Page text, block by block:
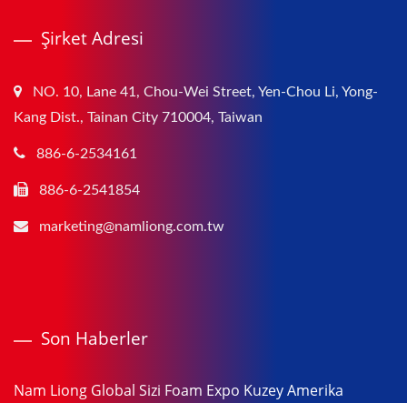
Şirket Adresi
NO. 10, Lane 41, Chou-Wei Street, Yen-Chou Li, Yong-
Kang Dist., Tainan City 710004, Taiwan
886-6-2534161
886-6-2541854
marketing@namliong.com.tw
Son Haberler
Nam Liong Global Sizi Foam Expo Kuzey Amerika